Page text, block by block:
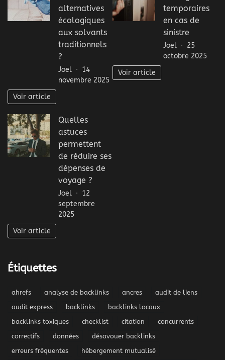
alternatives
écologiques
aux solvants
traditionnels
?
Joel
14
novembre 2025
Voir article
temporaires
en cas de
sinistre
Joel
25
octobre 2025
Voir article
Quelles
astuces
permettent
de réduire ses
dépenses de
voyage ?
Joel
12
septembre
2025
Voir article
Étiquettes
ahrefs analyse de backlinks ancres
audit de liens
audit express
backlinks
backlinks locaux
backlinks toxiques
checklist citation
concurrents
correctifs
données
désavouer backlinks
erreurs fréquentes
hébergement mutualisé